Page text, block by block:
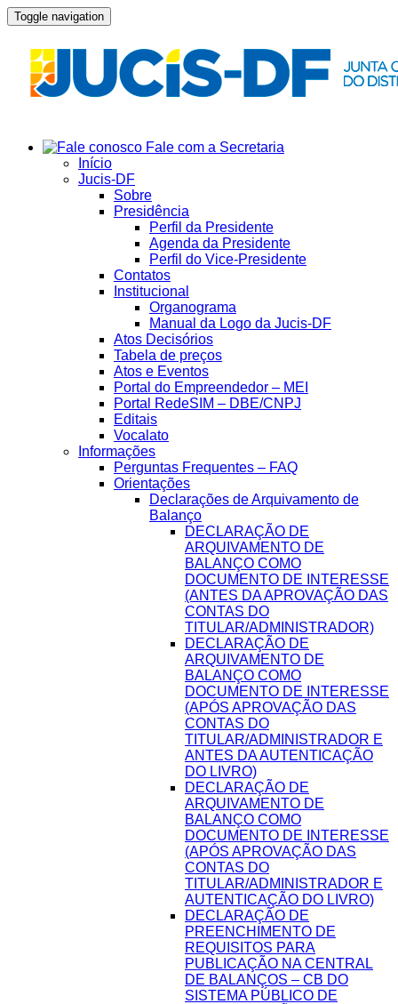
Toggle navigation
Fale com a Secretaria
Início
Jucis-DF
Sobre
Presidência
Perfil da Presidente
Agenda da Presidente
Perfil do Vice-Presidente
Contatos
Institucional
Organograma
Manual da Logo da Jucis-DF
Atos Decisórios
Tabela de preços
Atos e Eventos
Portal do Empreendedor – MEI
Portal RedeSIM – DBE/CNPJ
Editais
Vocalato
Informações
Perguntas Frequentes – FAQ
Orientações
Declarações de Arquivamento de
Balanço
DECLARAÇÃO DE
ARQUIVAMENTO DE
BALANÇO COMO
DOCUMENTO DE INTERESSE
(ANTES DA APROVAÇÃO DAS
CONTAS DO
TITULAR/ADMINISTRADOR)
DECLARAÇÃO DE
ARQUIVAMENTO DE
BALANÇO COMO
DOCUMENTO DE INTERESSE
(APÓS APROVAÇÃO DAS
CONTAS DO
TITULAR/ADMINISTRADOR E
ANTES DA AUTENTICAÇÃO
DO LIVRO)
DECLARAÇÃO DE
ARQUIVAMENTO DE
BALANÇO COMO
DOCUMENTO DE INTERESSE
(APÓS APROVAÇÃO DAS
CONTAS DO
TITULAR/ADMINISTRADOR E
AUTENTICAÇÃO DO LIVRO)
DECLARAÇÃO DE
PREENCHIMENTO DE
REQUISITOS PARA
PUBLICAÇÃO NA CENTRAL
DE BALANÇOS – CB DO
SISTEMA PÚBLICO DE